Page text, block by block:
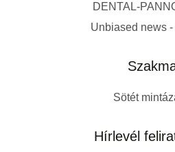
DENTAL-
Unbiased news
Sötét
Hírlevél